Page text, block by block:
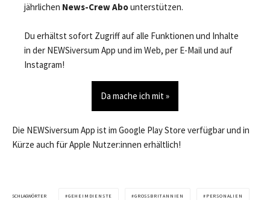
jährlichen News-Crew Abounterstützen.
Du erhältst sofort Zugriff auf alle Funktionen und Inhalte
in der NEWSiversum App und im Web, per E-Mail und auf
Instagram!
Da mache ich mit »
Die NEWSiversum App ist im Google Play Store verfügbar und in
Kürze auch für Apple Nutzer:innen erhältlich!
SCHLAGWÖRTER GEHEIMDIENSTE GROSSBRITANNIEN PERSONALIEN